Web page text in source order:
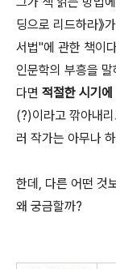
딩으로 리드하라》
서법"에 관한 책이
인문학의 부흥을
다면 적절한 시기
(?)이라고 깎아내
러 작가는 아무나
한데, 다른 어떤 것
왜 궁금할까?